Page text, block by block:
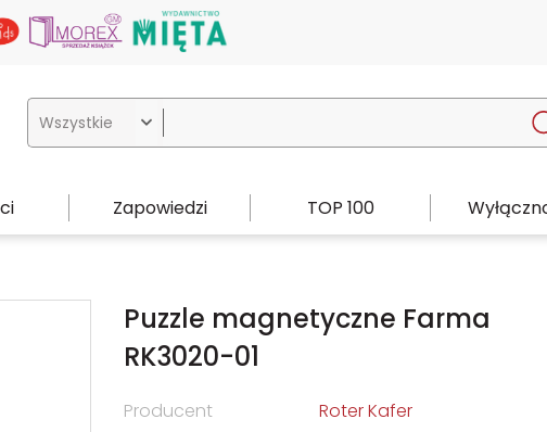

Zapowiedzi TOP 100
Puzzle magnetyczne Farma
RK3020-01
Producent
Roter Kafer